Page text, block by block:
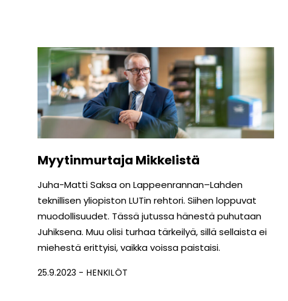
Myytinmurtaja Mikkelistä
Juha-Matti Saksa on Lappeenrannan–Lahden
teknillisen yliopiston LUTin rehtori. Siihen loppuvat
muodollisuudet. Tässä jutussa hänestä puhutaan
Juhiksena. Muu olisi turhaa tärkeilyä, sillä sellaista ei
miehestä erittyisi, vaikka voissa paistaisi.
25.9.2023 HENKILÖT